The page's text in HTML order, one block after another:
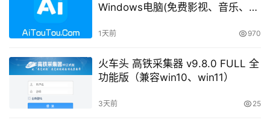
Windows电脑(免费影视、音乐、电
1天前 970
火车头 高铁采集器 v9.8.0 FULL 全
功能版（兼容win10、win11）
3天前 25